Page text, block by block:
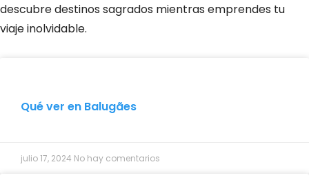
descubre destinos sagrados mientras emprendes tu
viaje inolvidable.
Qué ver en Balugães
julio 17, 2024 No hay comentarios